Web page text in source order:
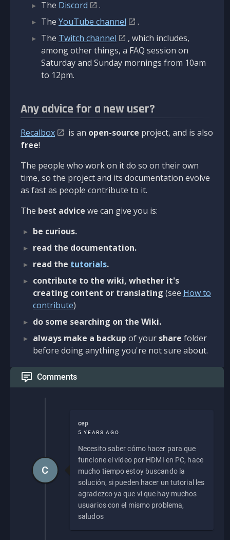
The Discord
.
The YouTube channel
.
The Twitch channel
, which includes,
among other things, a FAQ session on
Saturday and Sunday mornings from 10am
to 12pm.
Any advice for a new user?
Recalbox is an open-source project, and is also
free!
The people who work on it do so on their own
time, so the project and its documentation evolve
as fast as people contribute to it.
The best advice we can give you is:
be curious.
read the documentation.
read the tutorials.
contribute to the wiki, whether it's
creating content or translating (see How to
contribute)
do some searching on the Wiki.
always make a backup of your share folder
before doing anything you're not sure about.
Comments
cep
5 YEARS AGO
Necesito saber cómo hacer para que
funcione el vídeo por HDMI en PC, hace
mucho tiempo estoy buscando la
solución, si pueden hacer un tutorial les
agradezco ya que vi que hay muchos
usuarios con el mismo problema,
saludos
C